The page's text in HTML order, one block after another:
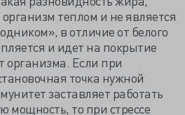
теплом и не является
в отличие от белого
и идет на покрытие
организма. Если при
точка нужной
заставляет работать
мощность, то при стрессе